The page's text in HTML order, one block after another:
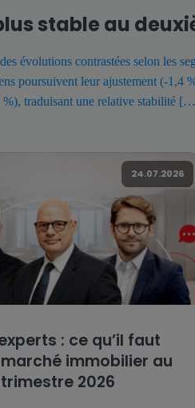
stable au
contrastées selon les
poursuivent leur ajustement (-1,4
%), traduisant une relative stabilité
24.07.2026
: ce qu’il faut
immobilier au
2026